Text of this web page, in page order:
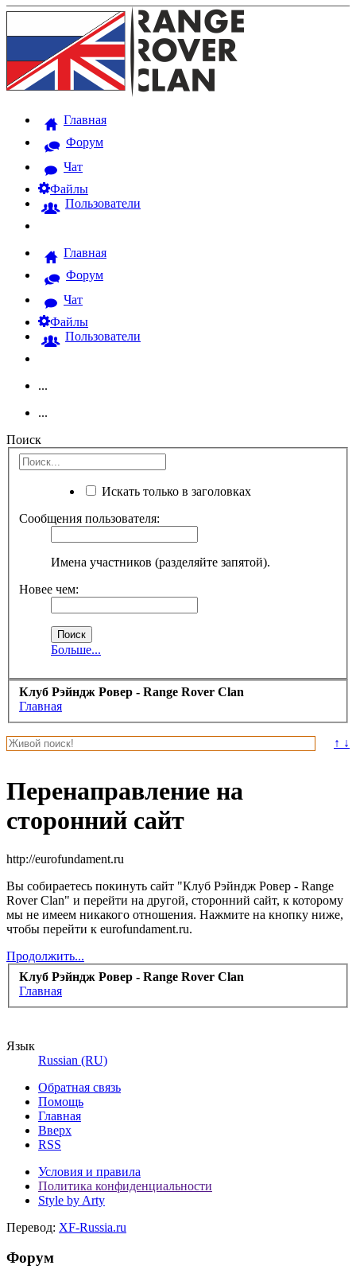
Главная
Форум
Чат
Файлы
Пользователи
Главная
Форум
Чат
Файлы
Пользователи
...
...
Поиск
Искать только в заголовках
Сообщения пользователя:
Имена участников (разделяйте запятой).
Новее чем:
Больше...
Клуб Рэйндж Ровер - Range Rover Clan
Главная
↑ ↓
Перенаправление на
сторонний сайт
http://eurofundament.ru
Вы собираетесь покинуть сайт "Клуб Рэйндж Ровер - Range
Rover Clan" и перейти на другой, сторонний сайт, к которому
мы не имеем никакого отношения. Нажмите на кнопку ниже,
чтобы перейти к eurofundament.ru.
Продолжить...
Клуб Рэйндж Ровер - Range Rover Clan
Главная
Язык
Russian (RU)
Обратная связь
Помощь
Главная
Вверх
RSS
Условия и правила
Политика конфиденциальности
Style by Arty
Перевод: XF-Russia.ru
Форум